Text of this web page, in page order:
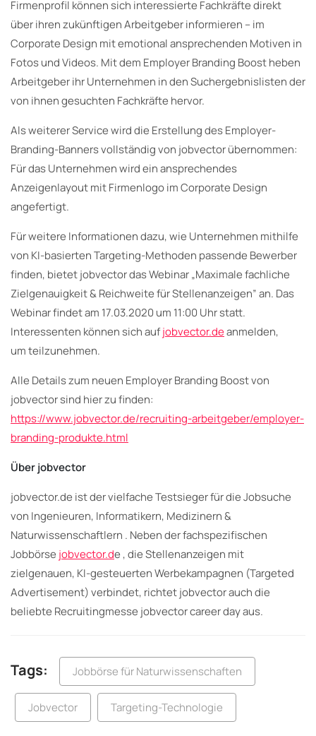
Firmenprofil können sich interessierte Fachkräfte direkt
über ihren zukünftigen Arbeitgeber informieren – im
Corporate Design mit emotional ansprechenden Motiven in
Fotos und Videos. Mit dem Employer Branding Boost heben
Arbeitgeber ihr Unternehmen in den Suchergebnislisten der
von ihnen gesuchten Fachkräfte hervor.
Als weiterer Service wird die Erstellung des Employer-
Branding-Banners vollständig von jobvector übernommen:
Für das Unternehmen wird ein ansprechendes
Anzeigenlayout mit Firmenlogo im Corporate Design
angefertigt.
Für weitere Informationen dazu, wie Unternehmen mithilfe
von KI-basierten Targeting-Methoden passende Bewerber
finden, bietet jobvector das Webinar „Maximale fachliche
Zielgenauigkeit & Reichweite für Stellenanzeigen” an. Das
Webinar findet am 17.03.2020 um 11:00 Uhr statt.
Interessenten können sich aufjobvector.deanmelden,
um teilzunehmen.
Alle Details zum neuen Employer Branding Boost von
jobvector sind hier zu finden:
https://www.jobvector.de/recruiting-arbeitgeber/employer-
branding-produkte.html
Über jobvector
jobvector.de ist der vielfache Testsieger für die Jobsuche
von Ingenieuren, Informatikern, Medizinern &
Naturwissenschaftlern . Neben der fachspezifischen
Jobbörse jobvector.de , die Stellenanzeigen mit
zielgenauen, KI-gesteuerten Werbekampagnen (Targeted
Advertisement) verbindet, richtet jobvector auch die
beliebte Recruitingmesse jobvector career day aus.
Tags: Jobbörse für Naturwissenschaften
Jobvector Targeting-Technologie